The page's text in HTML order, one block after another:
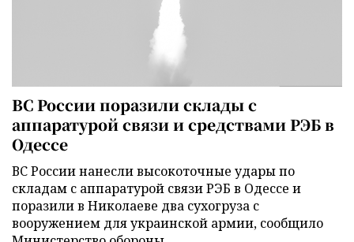
ВС России поразили склады с
аппаратурой связи и средствами РЭБ в
Одессе
ВС России нанесли высокоточные удары по
складам с аппаратурой связи РЭБ в Одессе и
поразили в Николаеве два сухогруза с
вооружением для украинской армии, сообщило